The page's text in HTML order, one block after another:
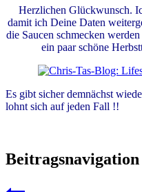
Herzlichen Glückwunsch.
damit ich Deine Daten
die Saucen schmecken
ein paar schöne
Es gibt sicher demnächst
lohnt sich auf jeden Fall !!
Beitragsnavigation